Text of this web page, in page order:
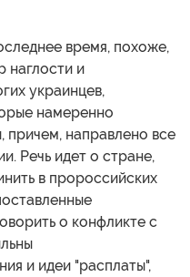
время, похоже,
наглости и
украинцев,
намеренно
направлено все
Речь идет о стране,
в пророссийских
о конфликте с
и идеи "расплаты",